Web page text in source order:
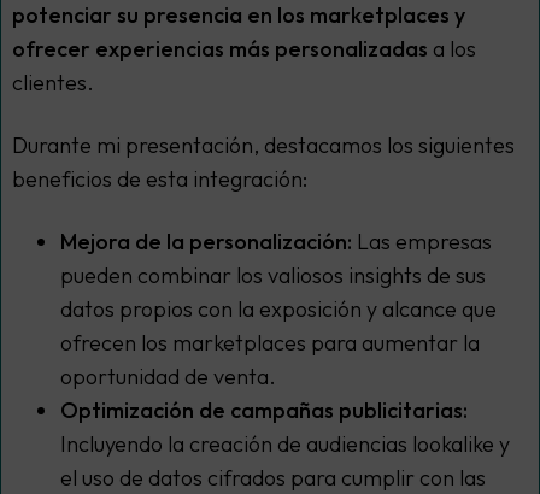
potenciar su presencia en los marketplaces y
ofrecer experiencias más personalizadas a los
clientes.
Durante mi presentación, destacamos los siguientes
beneficios de esta integración:
Mejora de la personalización: Las empresas
pueden combinar los valiosos insights de sus
datos propios con la exposición y alcance que
ofrecen los marketplaces para aumentar la
oportunidad de venta.
Optimización de campañas publicitarias:
Incluyendo la creación de audiencias lookalike y
el uso de datos cifrados para cumplir con las